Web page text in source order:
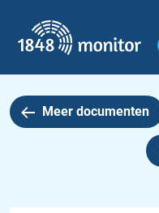
Hoofdmenu
Meer documenten